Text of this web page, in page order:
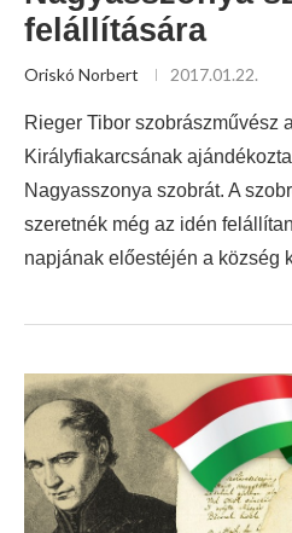
felállítására
Oriskó Norbert 2017.01.22.
Rieger Tibor szobrászművész
Királyfiakarcsának
Nagyasszonya szobrát. A
szeretnék még az idén
napjának előestéjén a község